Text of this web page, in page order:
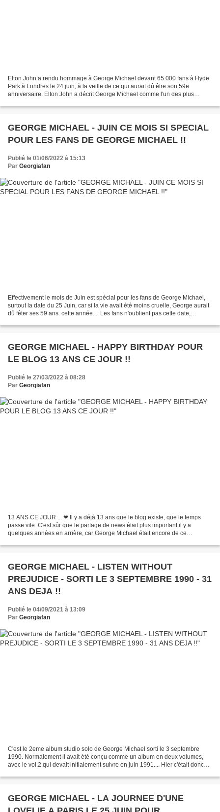
Elton John a rendu hommage à George Michael devant 65.000 fans à Hyde
Park à Londres le 24 juin, à la veille de ce qui aurait dû être son 59e
anniversaire. Elton John a décrit George Michael comme l'un des plus
GEORGE MICHAEL - JUIN CE MOIS SI SPECIAL
POUR LES FANS DE GEORGE MICHAEL !!
Publié le 01/06/2022 à 15:13
Par Georgiafan
Effectivement le mois de Juin est spécial pour les fans de George Michael,
surtout la date du 25 Juin, car si la vie avait été moins cruelle, George aurait
dû fêter ses 59 ans. cette année.... Les fans n'oublient pas cette date,
GEORGE MICHAEL - HAPPY BIRTHDAY POUR
LE BLOG 13 ANS CE JOUR !!
Publié le 27/03/2022 à 08:28
Par Georgiafan
13 ANS CE JOUR ... ❤ Il y a déjà 13 ans que le blog existe, que le temps
passe vite. C'est sûr que le partage de news était plus important il y a
quelques années en arrière, car George Michael était encore de ce
GEORGE MICHAEL - LISTEN WITHOUT
PREJUDICE - SORTI LE 3 SEPTEMBRE 1990 - 31
ANS DEJA !!
Publié le 04/09/2021 à 13:09
Par Georgiafan
C'est le 2eme album studio solo de George Michael sorti le 3 septembre
1990. Normalement il avait été conçu comme un album en deux volumes,
avec le vol.2 qui devait initialement suivre en juin 1991.... Hier c'était donc
GEORGE MICHAEL - LA JOURNEE D'UNE